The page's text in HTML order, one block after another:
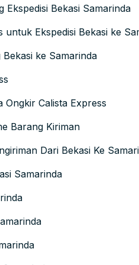
Ekspedisi Bekasi Samarinda
untuk Ekspedisi Bekasi ke
ke Samarinda
Calista Express
Barang Kiriman
Dari Bekasi Ke
Samarinda